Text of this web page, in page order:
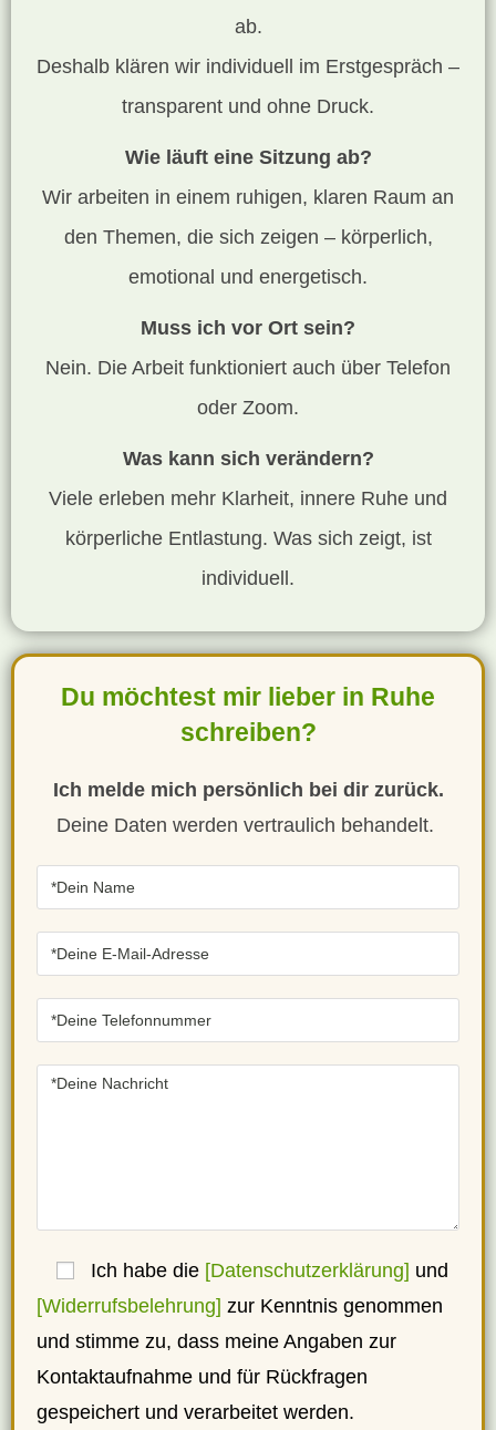
ab.
Deshalb klären wir individuell im Erstgespräch –
transparent und ohne Druck.
Wie läuft eine Sitzung ab?
Wir arbeiten in einem ruhigen, klaren Raum an
den Themen, die sich zeigen – körperlich,
emotional und energetisch.
Muss ich vor Ort sein?
Nein. Die Arbeit funktioniert auch über Telefon
oder Zoom.
Was kann sich verändern?
Viele erleben mehr Klarheit, innere Ruhe und
körperliche Entlastung. Was sich zeigt, ist
individuell.
Du möchtest mir lieber in Ruhe
schreiben?
Ich melde mich persönlich bei dir zurück.
Deine Daten werden vertraulich behandelt.
Bitte lasse dieses Feld leer.
Ich habe die [Datenschutzerklärung] und
[Widerrufsbelehrung] zur Kenntnis genommen
und stimme zu, dass meine Angaben zur
Kontaktaufnahme und für Rückfragen
gespeichert und verarbeitet werden.